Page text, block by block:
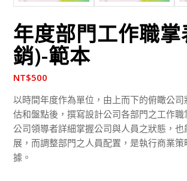
年度部門工作職掌
銷)-範本
NT$500
以時間年度作為單位，由上而下的俯瞰公
估和盤點後，撰寫設計公司各部門之工作
公司領導者詳細掌握公司與人員之狀態，
展，而調整部門之人員配置，是執行商業
據。